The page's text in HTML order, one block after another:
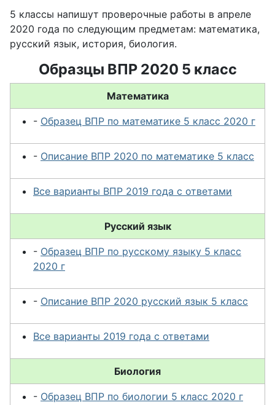
5 классы напишут проверочные работы в апреле
2020 года по следующим предметам: математика,
русский язык, история, биология.
Образцы ВПР 2020 5 класс
Математика
- Образец ВПР по математике 5 класс 2020 г
- Описание ВПР 2020 по математике 5 класс
Все варианты ВПР 2019 года с ответами
Русский язык
- Образец ВПР по русскому языку 5 класс
2020 г
- Описание ВПР 2020 русский язык 5 класс
Все варианты 2019 года с ответами
Биология
- Образец ВПР по биологии 5 класс 2020 г